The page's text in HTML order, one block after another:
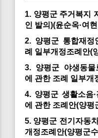
1. 양평군 주거복지
인 발의)(윤순옥·여
2. 양평군 통합재정
례 일부개정조례안(
3. 양평군 야생동
에 관한 조례 일부개
4. 양평군 생활소음
에 관한 조례안(양평
5. 양평군 전기자동
개정조례안(양평군